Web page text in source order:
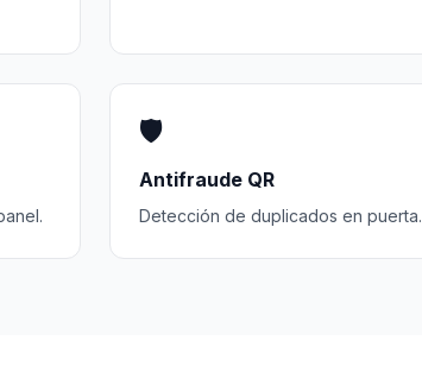
🛡️
Antifraude QR
Detección de duplicados en puerta.